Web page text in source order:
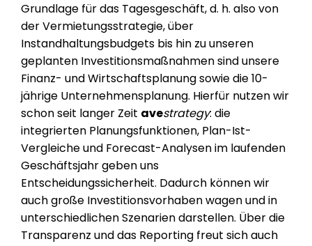
Grundlage für das Tagesgeschäft, d. h. also von
der Vermietungsstrategie, über
Instandhaltungsbudgets bis hin zu unseren
geplanten Investitionsmaßnahmen sind unsere
Finanz- und Wirtschaftsplanung sowie die 10-
jährige Unternehmensplanung. Hierfür nutzen wir
schon seit langer Zeit avestrategy: die
integrierten Planungsfunktionen, Plan-Ist-
Vergleiche und Forecast-Analysen im laufenden
Geschäftsjahr geben uns
Entscheidungssicherheit. Dadurch können wir
auch große Investitionsvorhaben wagen und in
unterschiedlichen Szenarien darstellen. Über die
Transparenz und das Reporting freut sich auch